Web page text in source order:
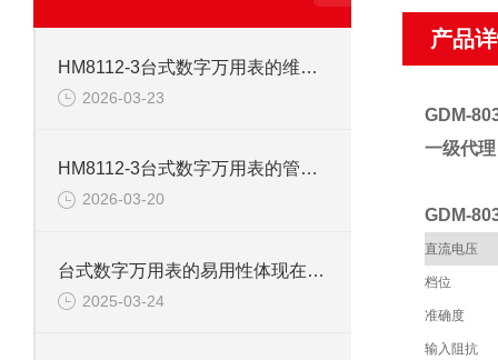
HM8112-3台式数字万用表的维护周期：确保测量精度与设备寿命的重要保障
2026-03-23
HM8112-3台式数字万用表的管理与使用意义
2026-03-20
台式数字万用表的易用性体现在哪些方面？
2025-03-24
产品
GDM-
一级代理
GDM-
直流电压
档位
准确度
输入阻抗